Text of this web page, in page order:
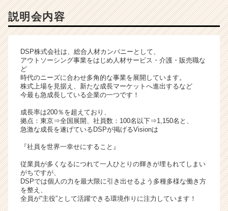
が
届
く
就
サ
イ
チ
ア
キ
ャ
ア
（C
h
e
説明会内容
DSP株式会社は、総合人材カンパニーとして、
アウトソーシング事業をはじめ人材サービス・介護・販売職な
ど
時代のニーズに合わせ多角的な事業を展開しています。
株式上場を見据え、新たな成長マーケットへ進出するなど
今最も急成長している企業の一つです！
成長率は200％を超えており、
拠点：東京⇒全国展開、社員数：100名以下⇒1,150名と、
急激な成長を遂げているDSPが掲げるVisionは
『社員を世界一幸せにすること』
従業員が多くなるにつれて一人ひとりの輝きが埋もれてしまい
がちですが、
DSPでは個人の力を最大限に引き出せるよう多種多様な働き方
を整え、
全員が“主役”として活躍できる環境作りに注力しています！